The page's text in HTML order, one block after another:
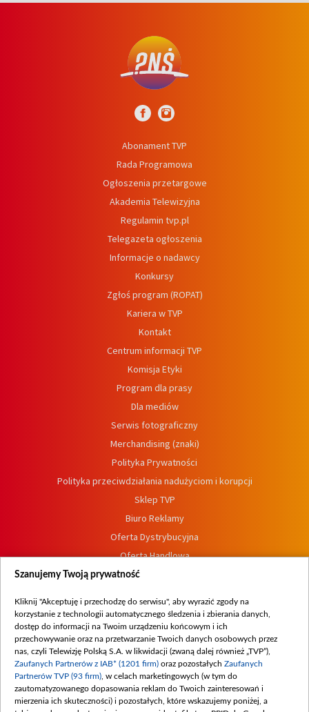
Abonament TVP
Rada Programowa
Ogłoszenia przetargowe
Akademia Telewizyjna
Regulamin tvp.pl
Telegazeta ogłoszenia
Informacje o nadawcy
Konkursy
Zgłoś program (ROPAT)
Kariera w TVP
Kontakt
Centrum informacji TVP
Komisja Etyki
Program dla prasy
Dla mediów
Serwis fotograficzny
Merchandising (znaki)
Polityka Prywatności
Polityka przeciwdziałania nadużyciom i korupcji
Sklep TVP
Biuro Reklamy
Oferta Dystrybucyjna
Oferta Handlowa
Dostępność
Procedura zgłoszeń wewnętrznych
Szanujemy Twoją prywatność
Kliknij "Akceptuję i przechodzę do serwisu", aby wyrazić zgody na
korzystanie z technologii automatycznego śledzenia i zbierania danych,
dostęp do informacji na Twoim urządzeniu końcowym i ich
przechowywanie oraz na przetwarzanie Twoich danych osobowych przez
nas, czyli Telewizję Polską S.A. w likwidacji (zwaną dalej również „TVP”),
Zaufanych Partnerów z IAB* (1201 firm) oraz pozostałych Zaufanych
Partnerów TVP (93 firm) , w celach marketingowych (w tym do
zautomatyzowanego dopasowania reklam do Twoich zainteresowań i
mierzenia ich skuteczności) i pozostałych, które wskazujemy poniżej, a